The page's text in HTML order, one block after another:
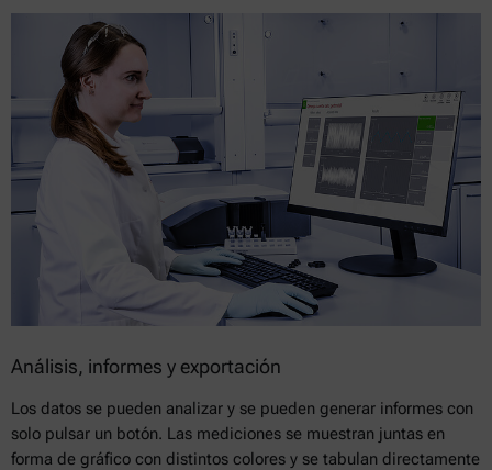
Análisis, informes y exportación
Los datos se pueden analizar y se pueden generar informes con
solo pulsar un botón. Las mediciones se muestran juntas en
forma de gráfico con distintos colores y se tabulan directamente